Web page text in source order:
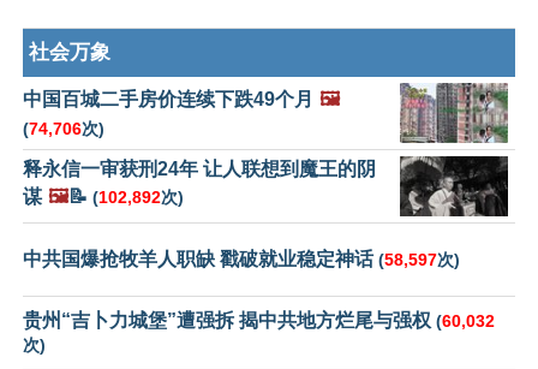
社会万象
中国百城二手房价连续下跌49个月 🖼️
(74,706次)
释永信一审获刑24年 让人联想到魔王的阴
谋 🖼️📝 (102,892次)
中共国爆抢牧羊人职缺 戳破就业稳定神话(58,597次)
贵州“吉卜力城堡”遭强拆 揭中共地方烂尾与强权 (60,032
次)